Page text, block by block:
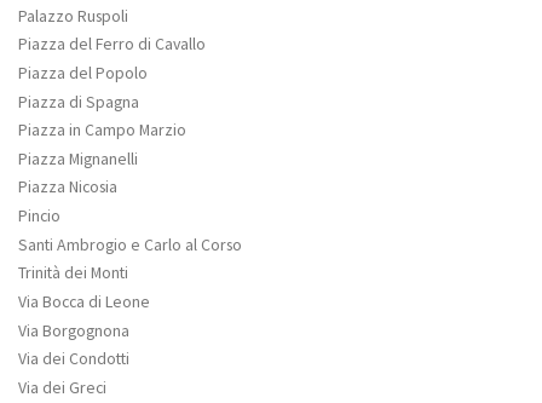
Palazzo Ruspoli
Piazza del Ferro di Cavallo
Piazza del Popolo
Piazza di Spagna
Piazza in Campo Marzio
Piazza Mignanelli
Piazza Nicosia
Pincio
Santi Ambrogio e Carlo al Corso
Trinità dei Monti
Via Bocca di Leone
Via Borgognona
Via dei Condotti
Via dei Greci